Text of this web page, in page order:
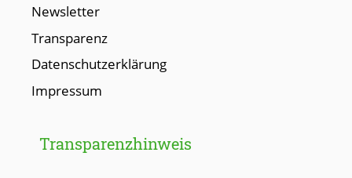
Newsletter
Transparenz
Datenschutzerklärung
Impressum
Transparenzhinweis